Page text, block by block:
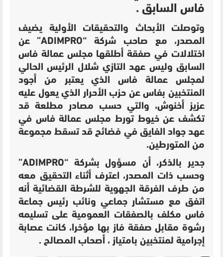
فاس السابق .
وتوصلت الأبحاث والتحقيقات الأولية يضيف
المصدر، مع صاحب شركة “ADIMPRO” عن
اختلالات في صفقة أطلقها مجلس عمالة فاس
السابق وليس عهد التازي شلال الرئيس الحالي
لمجلس عمالة فاس الذي يعتبر من أجود
المنتخبين بفاس عن حزب الأحرار الذي يعول عليه
عزيز أخنوش، والتي حسب مصادر مطلعة قد
تكشف عن خيوط تورط مجلس عمالة فاس في
عهد جواد الفايق في فضائح قد تسقط مجموعة
من المتورطين.
جدير بالذكر، أن مسؤول بشركة “ADIMPRO”
وحسب ذات المصدر، اعترف أثناء التحقيق معه
من طرف الفرقة الجهوية للشرطة القضائية أنه
اتفق مع مستشار جماعي ونائب رئيس جماعة
فاس مكلف بالصفقات العمومية على تسليمه
رشوة مقابل صفقة فاز بها مؤخرا، كانت عصابة
إجرامية لمنتخبين بامتياز ، أصحاب المصالح .